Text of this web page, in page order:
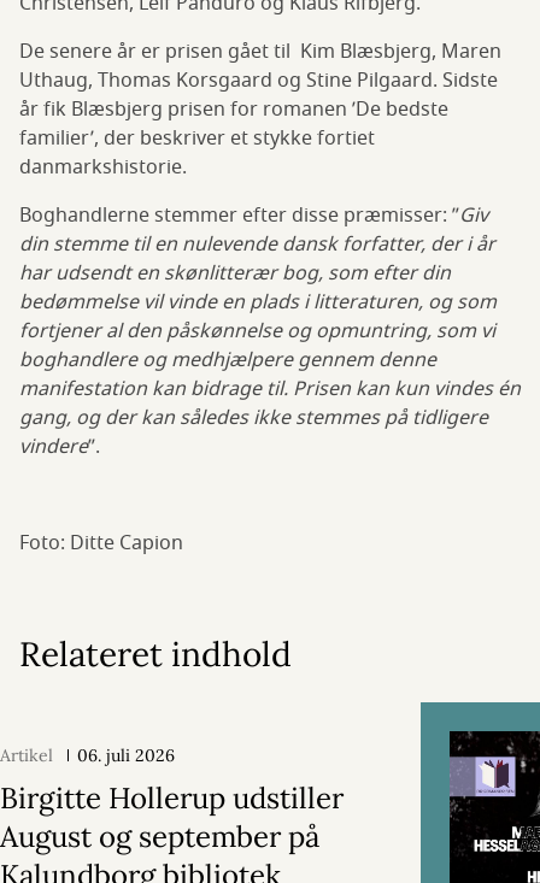
De senere år er prisen gået til Kim Blæsbjerg, Maren
Uthaug, Thomas Korsgaard og Stine Pilgaard. Sidste
år fik Blæsbjerg prisen for romanen ’De bedste
familier’, der beskriver et stykke fortiet
danmarkshistorie.
Boghandlerne stemmer efter disse præmisser: ”Giv
din stemme til en nulevende dansk forfatter, der i år
har udsendt en skønlitterær bog, som efter din
bedømmelse vil vinde en plads i litteraturen, og som
fortjener al den påskønnelse og opmuntring, som vi
boghandlere og medhjælpere gennem denne
manifestation kan bidrage til. Prisen kan kun vindes én
gang, og der kan således ikke stemmes på tidligere
vindere”.
Foto: Ditte Capion
Relateret indhold
Artikel 06. juli 2026
Birgitte Hollerup udstiller
August og september på
Kalundborg bibliotek